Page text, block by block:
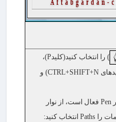
) را انتخاب کنید(کلیدP)،
CTRL+SHIFT+N) و
Pen فعال است، از نوار
راPaths انتخاب کنید: